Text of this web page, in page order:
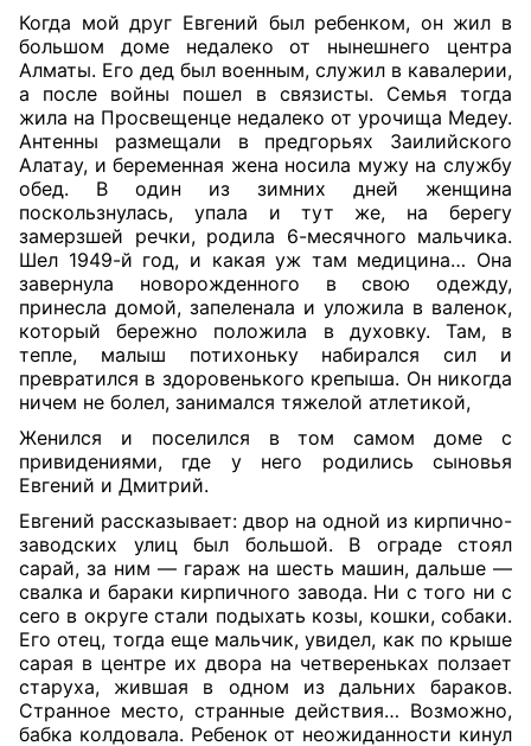
Когда мой друг Евгений был ребенком, он жил в
большом доме недалеко от нынешнего центра
Алматы. Его дед был военным, служил в кавалерии,
а после войны пошел в связисты. Семья тогда
жила на Просвещенце недалеко от урочища Медеу.
Антенны размещали в предгорьях Заилийского
Алатау, и беременная жена носила мужу на службу
обед. В один из зимних дней женщина
поскользнулась, упала и тут же, на берегу
замерзшей речки, родила 6-месячного мальчика.
Шел 1949-й год, и какая уж там медицина… Она
завернула новорожденного в свою одежду,
принесла домой, запеленала и уложила в валенок,
который бережно положила в духовку. Там, в
тепле, малыш потихоньку набирался сил и
превратился в здоровенького крепыша. Он никогда
ничем не болел, занимался тяжелой атлетикой,
Женился и поселился в том самом доме с
привидениями, где у него родились сыновья
Евгений и Дмитрий.
Евгений рассказывает: двор на одной из кирпично-
заводских улиц был большой. В ограде стоял
сарай, за ним — гараж на шесть машин, дальше —
свалка и бараки кирпичного завода. Ни с того ни с
сего в округе стали подыхать козы, кошки, собаки.
Его отец, тогда еще мальчик, увидел, как по крыше
сарая в центре их двора на четвереньках ползает
старуха, жившая в одном из дальних бараков.
Странное место, странные действия… Возможно,
бабка колдовала. Ребенок от неожиданности кинул